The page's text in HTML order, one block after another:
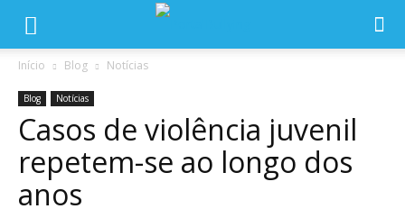
Início Blog Notícias
Blog Notícias
Casos de violência juvenil
repetem-se ao longo dos
anos